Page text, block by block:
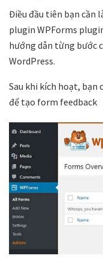
Điều đầu tiên bạn cần
plugin WPForms
hướng dẫn từng bước
WordPress.
Sau khi kích hoạt, bạn
để tạo form feedback